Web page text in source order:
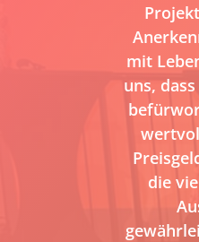
mit
uns,
die